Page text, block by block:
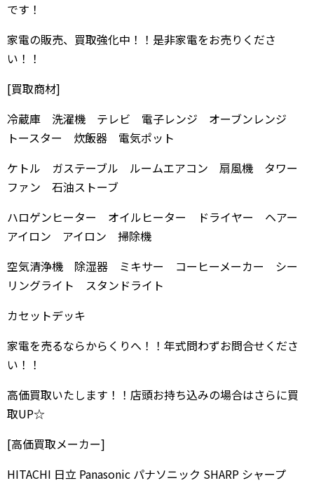
です！
家電の販売、買取強化中！！是非家電をお売りくださ
い！！
[買取商材]
冷蔵庫 洗濯機 テレビ 電子レンジ オーブンレンジ
トースター 炊飯器 電気ポット
ケトル ガステーブル ルームエアコン 扇風機 タワー
ファン 石油ストーブ
ハロゲンヒーター オイルヒーター ドライヤー ヘアー
アイロン アイロン 掃除機
空気清浄機 除湿器 ミキサー コーヒーメーカー シー
リングライト スタンドライト
カセットデッキ
家電を売るならからくりへ！！年式問わずお問合せくださ
い！！
高価買取いたします！！店頭お持ち込みの場合はさらに買
取UP☆
[高価買取メーカー]
HITACHI 日立 Panasonic パナソニック SHARP シャープ